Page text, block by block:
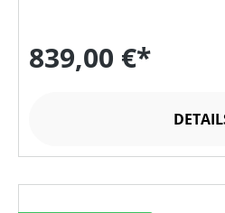
839,00 €*